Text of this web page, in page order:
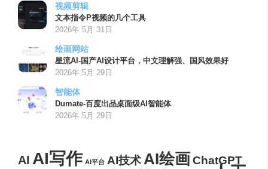
视频剪辑
文本指令P视频的几个工具
2026年 5月 31日
绘画网站
星流AI-国产AI设计平台，中文理解强、国风效果好
2026年 5月 29日
智能体
Dumate-百度出品桌面级AI智能体
2026年 5月 29日
AI AI写作 AI平台 AI技术AI绘画ChatGPT